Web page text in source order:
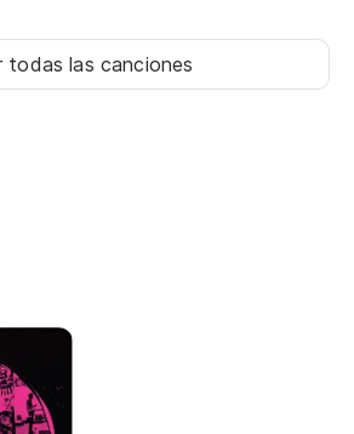
todas las canciones